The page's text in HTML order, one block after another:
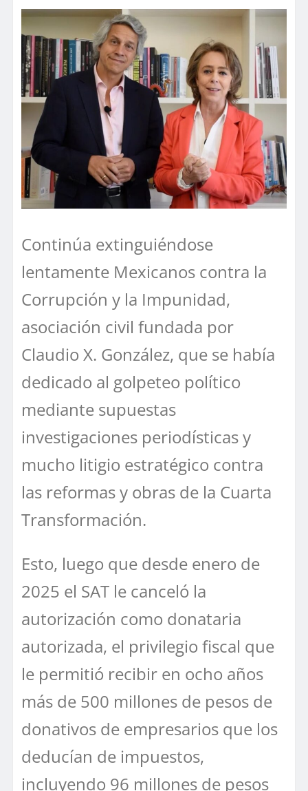
Continúa extinguiéndose
lentamente Mexicanos contra la
Corrupción y la Impunidad,
asociación civil fundada por
Claudio X. González, que se había
dedicado al golpeteo político
mediante supuestas
investigaciones periodísticas y
mucho litigio estratégico contra
las reformas y obras de la Cuarta
Transformación.
Esto, luego que desde enero de
2025 el SAT le canceló la
autorización como donataria
autorizada, el privilegio fiscal que
le permitió recibir en ocho años
más de 500 millones de pesos de
donativos de empresarios que los
deducían de impuestos,
incluyendo 96 millones de pesos